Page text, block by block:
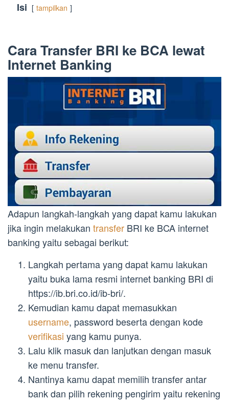
Isi tampilkan
Cara Transfer BRI ke BCA lewat
Internet Banking
Adapun langkah-langkah yang dapat kamu lakukan
jika ingin melakukan transfer BRI ke BCA internet
banking yaitu sebagai berikut:
Langkah pertama yang dapat kamu lakukan
yaitu buka lama resmi internet banking BRI di
https://ib.bri.co.id/ib-bri/.
Kemudian kamu dapat memasukkan
username, password beserta dengan kode
verifikasi yang kamu punya.
Lalu klik masuk dan lanjutkan dengan masuk
ke menu transfer.
Nantinya kamu dapat memilih transfer antar
bank dan pilih rekening pengirim yaitu rekening